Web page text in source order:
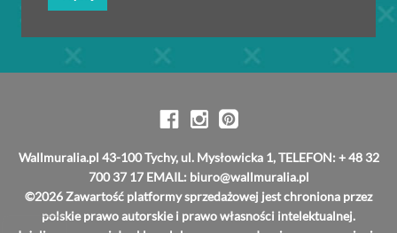
Wallmuralia.pl 43-100 Tychy, ul. Mysłowicka 1, TELEFON: + 48 32
700 37 17 EMAIL: biuro@wallmuralia.pl
©2026 Zawartość platformy sprzedażowej jest chroniona przez
polskie prawo autorskie i prawo własności intelektualnej.